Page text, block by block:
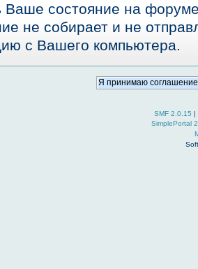
Ваше состояние на
не собирает и не
с Вашего компьютера.
SMF 2.0.15 |
SimplePortal